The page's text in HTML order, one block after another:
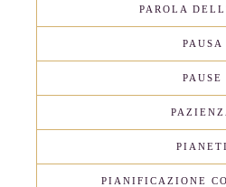
PAROLA
PAUSA
PAUSE
PIANETI
PIANIFICAZIONE